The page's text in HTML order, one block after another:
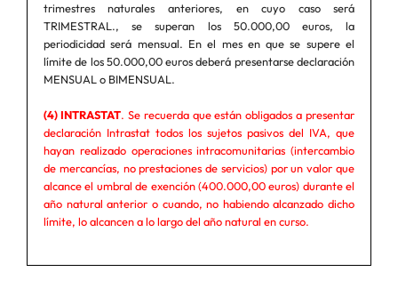
trimestres naturales anteriores, en cuyo caso será
TRIMESTRAL., se superan los 50.000,00 euros, la
periodicidad será mensual. En el mes en que se supere el
límite de los 50.000,00 euros deberá presentarse declaración
MENSUAL o BIMENSUAL.
(4) INTRASTAT. Se recuerda que están obligados a presentar
declaración Intrastat todos los sujetos pasivos del IVA, que
hayan realizado operaciones intracomunitarias (intercambio
de mercancías, no prestaciones de servicios) por un valor que
alcance el umbral de exención (400.000,00 euros) durante el
año natural anterior o cuando, no habiendo alcanzado dicho
límite, lo alcancen a lo largo del año natural en curso.